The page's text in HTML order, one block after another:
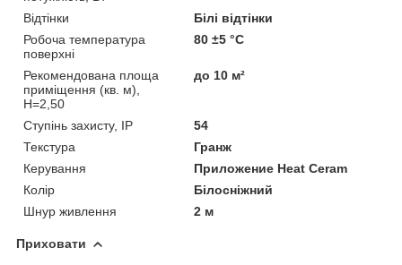
Відтінки
Білі відтінки
Робоча температура
поверхні
80 ±5 °С
Рекомендована площа
приміщення (кв. м),
H=2,50
до 10 м²
Ступінь захисту, IP
54
Текстура
Гранж
Керування
Приложение Heat Ceram
Колір
Білосніжний
Шнур живлення
2 м
Приховати